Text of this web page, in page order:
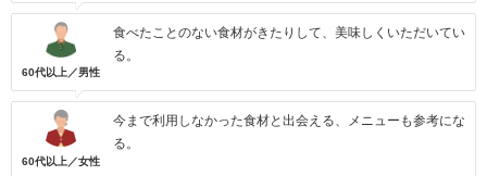
60代以上／男性
食べたことのない食材がきたりして、美味しくいただいてい
る。
60代以上／女性
今まで利用しなかった食材と出会える、メニューも参考にな
る。